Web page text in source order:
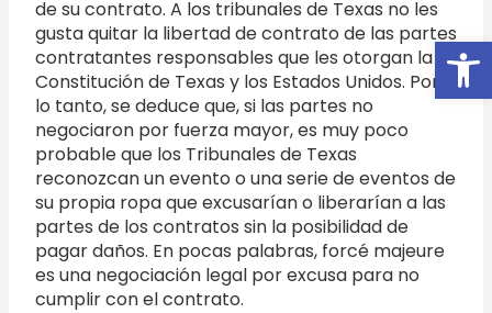
de su contrato. A los tribunales de Texas no les
gusta quitar la libertad de contrato de las partes
contratantes responsables que les otorgan la
Constitución de Texas y los Estados Unidos. Por
lo tanto, se deduce que, si las partes no
negociaron por fuerza mayor, es muy poco
probable que los Tribunales de Texas
reconozcan un evento o una serie de eventos de
su propia ropa que excusarían o liberarían a las
partes de los contratos sin la posibilidad de
pagar daños. En pocas palabras, forcé majeure
es una negociación legal por excusa para no
cumplir con el contrato.